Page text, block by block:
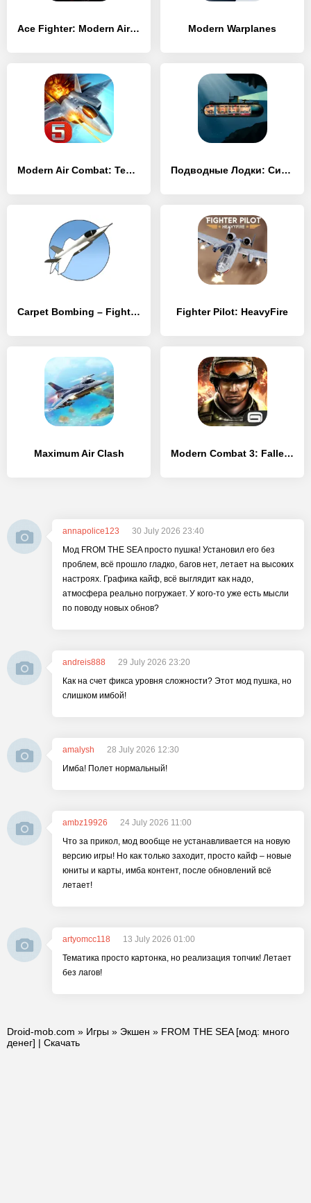
Ace Fighter: Modern Air Combat Modern Warplanes
Modern Air Combat: Team Match Подводные Лодки: Симулятор Inc
Carpet Bombing – Fighter Bomber Attack Fighter Pilot: HeavyFire
Maximum Air Clash Modern Combat 3: Fallen Nation
annapolice123
30 July 2026 23:40
Мод FROM THE SEA просто пушка! Установил его без
проблем, всё прошло гладко, багов нет, летает на высоких
настроях. Графика кайф, всё выглядит как надо,
атмосфера реально погружает. У кого-то уже есть мысли
по поводу новых обнов?
andreis888
29 July 2026 23:20
Как на счет фикса уровня сложности? Этот мод пушка, но
слишком имбой!
amalysh
28 July 2026 12:30
Имба! Полет нормальный!
ambz19926
24 July 2026 11:00
Что за прикол, мод вообще не устанавливается на новую
версию игры! Но как только заходит, просто кайф – новые
юниты и карты, имба контент, после обновлений всё
летает!
artyomcc118
13 July 2026 01:00
Тематика просто картонка, но реализация топчик! Летает
без лагов!
Droid-mob.com » Игры » Экшен » FROM THE SEA [мод: много
денег] | Скачать